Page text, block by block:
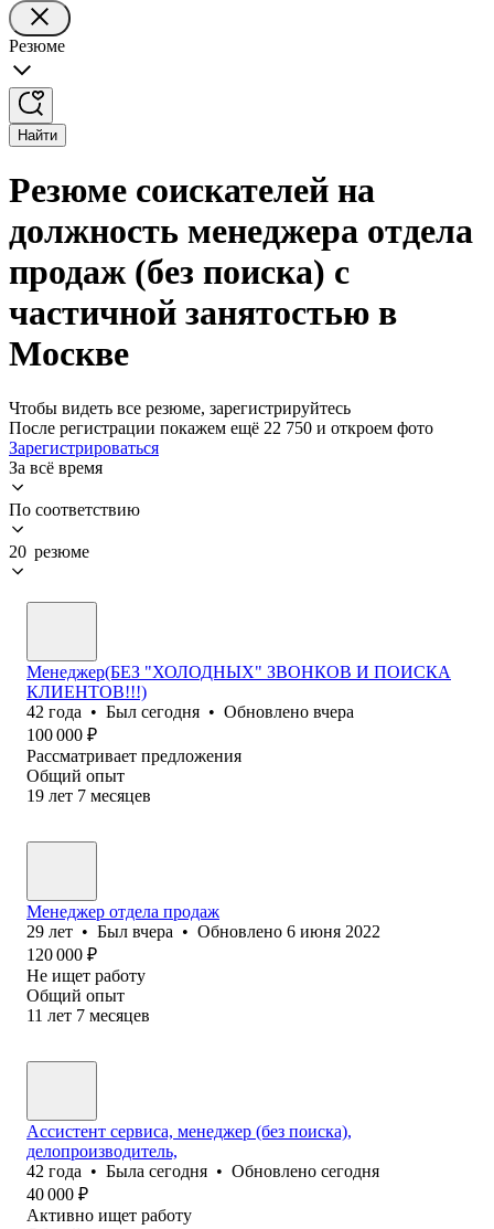
Резюме
Найти
Резюме соискателей на
должность менеджера отдела
продаж (без поиска) с
частичной занятостью в
Москве
Чтобы видеть все резюме, зарегистрируйтесь
После регистрации покажем ещё 22 750 и откроем фото
Зарегистрироваться
За всё время
По соответствию
20 резюме
Менеджер(БЕЗ "ХОЛОДНЫХ" ЗВОНКОВ И ПОИСКА
КЛИЕНТОВ!!!)
42 года • Был сегодня • Обновлено вчера
100 000 ₽
Рассматривает предложения
Общий опыт
19 лет 7 месяцев
Менеджер отдела продаж
29 лет • Был вчера • Обновлено 6 июня 2022
120 000 ₽
Не ищет работу
Общий опыт
11 лет 7 месяцев
Ассистент сервиса, менеджер (без поиска),
делопроизводитель,
42 года • Была сегодня • Обновлено сегодня
40 000 ₽
Активно ищет работу